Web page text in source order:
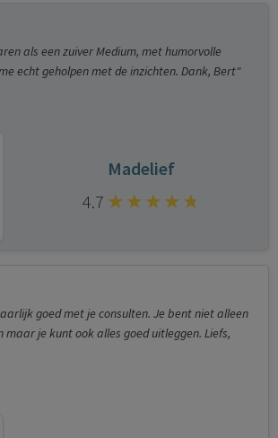
als een zuiver Medium, met humorvolle
echt geholpen met de inzichten. Dank, Bert"
Madelief
4.7
goed met je consulten. Je bent niet alleen
je kunt ook alles goed uitleggen. Liefs,